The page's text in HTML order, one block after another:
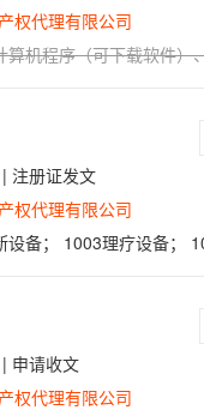
权代理有限公司
算机程序（可下载软件）
注册证发文
权代理有限公司
备； 1003理疗设备；
申请收文
权代理有限公司